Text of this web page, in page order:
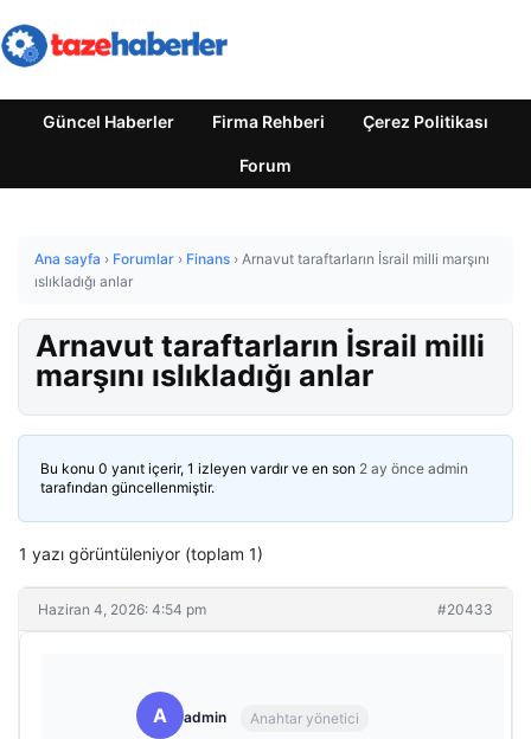
Güncel Haberler Firma Rehberi Çerez Politikası
Forum
Ana sayfa › Forumlar › Finans › Arnavut taraftarların İsrail milli marşını
ıslıkladığı anlar
Arnavut taraftarların İsrail milli
marşını ıslıkladığı anlar
Bu konu 0 yanıt içerir, 1 izleyen vardır ve en son 2 ay önce admin
tarafından güncellenmiştir.
1 yazı görüntüleniyor (toplam 1)
Haziran 4, 2026: 4:54 pm #20433
A admin Anahtar yönetici